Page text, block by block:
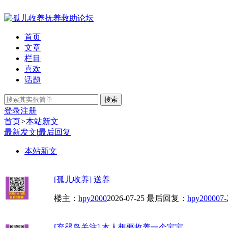
首页
文章
栏目
喜欢
话题
搜索
登录注册
首页>本站新文
最新发文|最后回复
本站新文
[孤儿收养] 送养
楼主： hpy20002026-07-25 最后回复： hpy200007-